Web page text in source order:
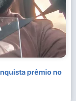
prêmio no